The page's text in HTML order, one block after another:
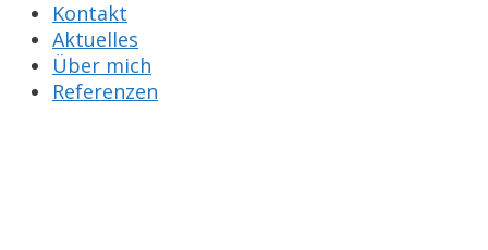
Kontakt
Aktuelles
Über mich
Referenzen